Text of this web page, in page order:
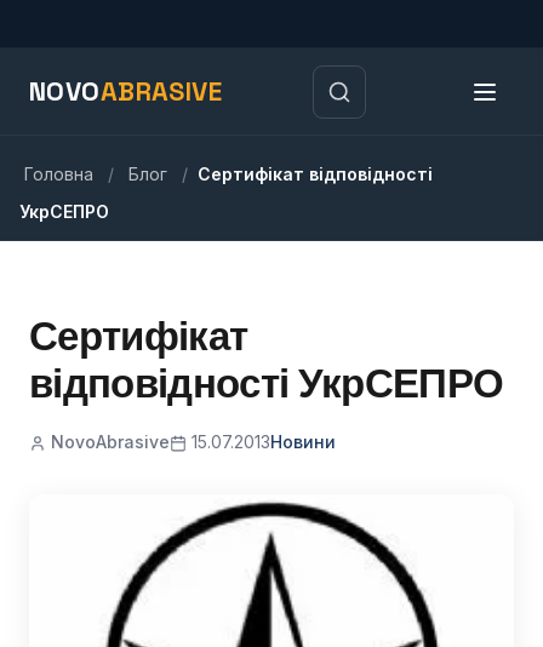
NOVOABRASIVE
Головна / Блог / Сертифікат відповідності
УкрСЕПРО
Сертифікат
відповідності УкрСЕПРО
NovoAbrasive 15.07.2013Новини